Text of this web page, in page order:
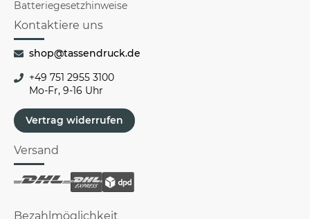
Batteriegesetzhinweise
Kontaktiere uns
shop@tassendruck.de
+49 751 2955 3100
Mo-Fr, 9-16 Uhr
Vertrag widerrufen
Versand
Bezahlmöglichkeit